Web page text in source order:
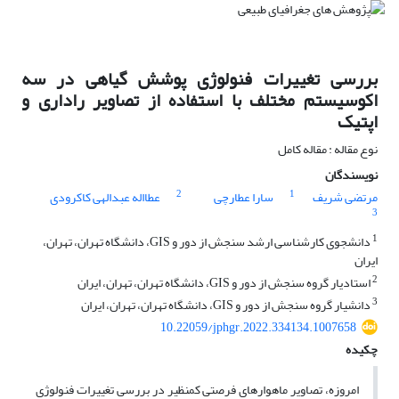
بررسی تغییرات فنولوژی پوشش گیاهی در سه
اکوسیستم‏ مختلف با استفاده از تصاویر راداری و
اپتیک
نوع مقاله : مقاله کامل
نویسندگان
مرتضی شریف
1 سارا عطارچی 2 عطااله عبدالهی کاکرودی
3
1
دانشجوی کارشناسی ارشد سنجش از دور و GIS، دانشگاه تهران، تهران،
ایران
2استادیار گروه سنجش از دور و GIS، دانشگاه تهران، تهران، ایران
3دانشیار گروه سنجش از دور و GIS، دانشگاه تهران، تهران، ایران
10.22059/jphgr.2022.334134.1007658
چکیده
امروزه، تصاویر ماهواره‏ای فرصتی کم‏نظیر در بررسی تغییرات فنولوژی